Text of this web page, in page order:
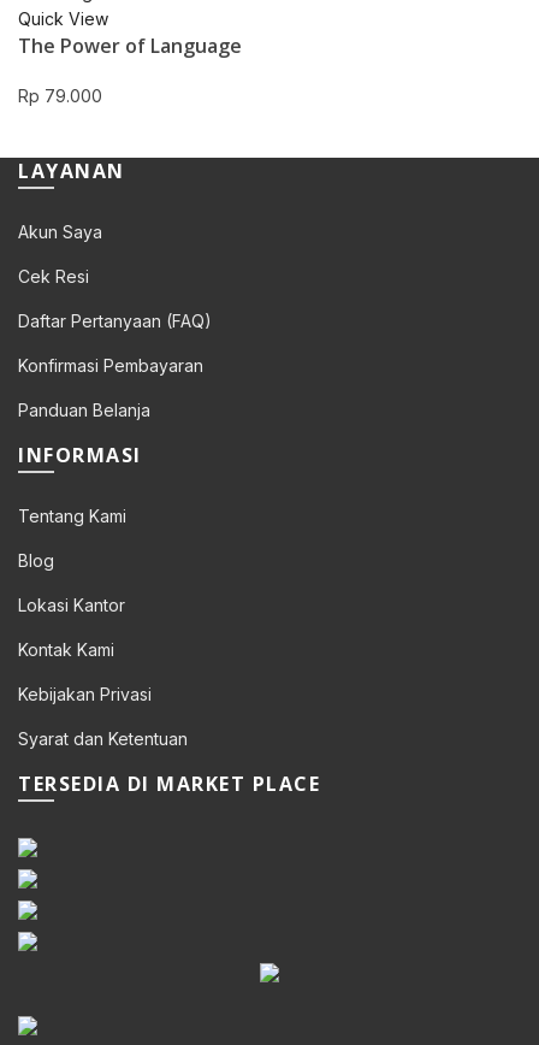
Quick View
The Power of Language
Rp 79.000
LAYANAN
Akun Saya
Cek Resi
Daftar Pertanyaan (FAQ)
Konfirmasi Pembayaran
Panduan Belanja
INFORMASI
Tentang Kami
Blog
Lokasi Kantor
Kontak Kami
Kebijakan Privasi
Syarat dan Ketentuan
TERSEDIA DI MARKET PLACE